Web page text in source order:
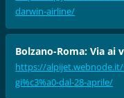
darwin-airline/
Bolzano-Roma: Via ai
https://
gi%c3%a0-dal-28-aprile/